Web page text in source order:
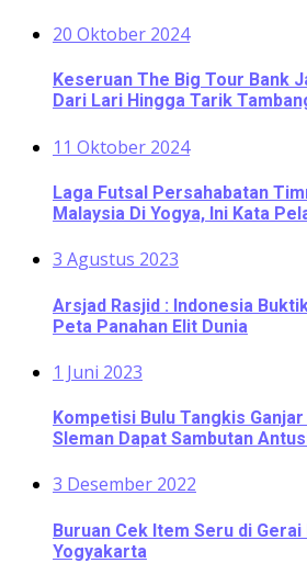
20 Oktober 2024
Keseruan The Big Tour Bank
Dari Lari Hingga Tarik
11 Oktober 2024
Laga Futsal Persahabatan
Malaysia Di Yogya, Ini Kata
3 Agustus 2023
Arsjad Rasjid : Indonesia
Peta Panahan Elit Dunia
1 Juni 2023
Kompetisi Bulu Tangkis
Sleman Dapat Sambutan
3 Desember 2022
Buruan Cek Item Seru di
Yogyakarta